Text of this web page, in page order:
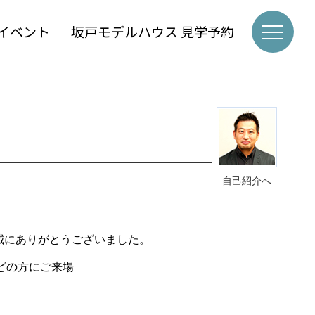
ベント 坂戸モデルハウス 見学予約
自己紹介へ
ありがとうございました。
の方にご来場